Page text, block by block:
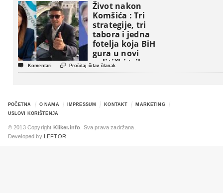
Život nakon
Komšića : Tri
strategije, tri
tabora i jedna
fotelja koja BiH
gura u novi
politički triler
 Komentari  Pročitaj čitav članak
POČETNA O NAMA IMPRESSUM KONTAKT
MARKETING
USLOVI KORIŠTENJA
© 2013 Copyright Kliker.info . Sva prava zadržana.
Developed by
LEFTOR